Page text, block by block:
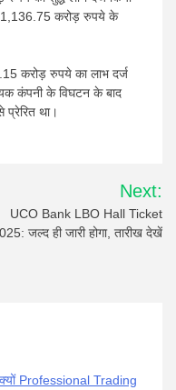
1,136.75 करोड़ रुपये के
करोड़ रुपये का लाभ दर्ज
कंपनी के विघटन के बाद
था।
Next:
UCO Bank LBO Hall Ticket
जल्द ही जारी होगा, तारीख देखें